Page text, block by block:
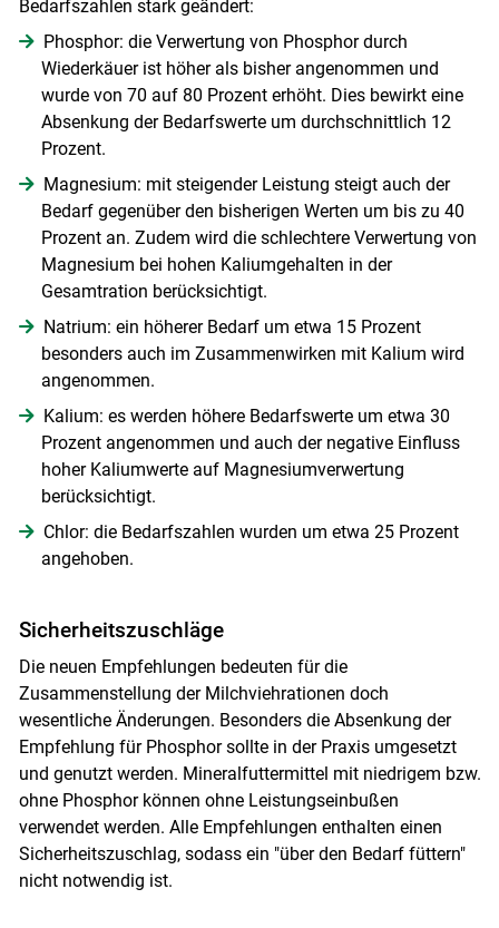
Bedarfszahlen stark geändert:
Phosphor: die Verwertung von Phosphor durch
Wiederkäuer ist höher als bisher angenommen und
wurde von 70 auf 80 Prozent erhöht. Dies bewirkt eine
Absenkung der Bedarfswerte um durchschnittlich 12
Prozent.
Magnesium: mit steigender Leistung steigt auch der
Bedarf gegenüber den bisherigen Werten um bis zu 40
Prozent an. Zudem wird die schlechtere Verwertung von
Magnesium bei hohen Kaliumgehalten in der
Gesamtration berücksichtigt.
Natrium: ein höherer Bedarf um etwa 15 Prozent
besonders auch im Zusammenwirken mit Kalium wird
angenommen.
Kalium: es werden höhere Bedarfswerte um etwa 30
Prozent angenommen und auch der negative Einfluss
hoher Kaliumwerte auf Magnesiumverwertung
berücksichtigt.
Chlor: die Bedarfszahlen wurden um etwa 25 Prozent
angehoben.
Sicherheitszuschläge
Die neuen Empfehlungen bedeuten für die
Zusammenstellung der Milchviehrationen doch
wesentliche Änderungen. Besonders die Absenkung der
Empfehlung für Phosphor sollte in der Praxis umgesetzt
und genutzt werden. Mineralfuttermittel mit niedrigem bzw.
ohne Phosphor können ohne Leistungseinbußen
verwendet werden. Alle Empfehlungen enthalten einen
Sicherheitszuschlag, sodass ein "über den Bedarf füttern"
nicht notwendig ist.